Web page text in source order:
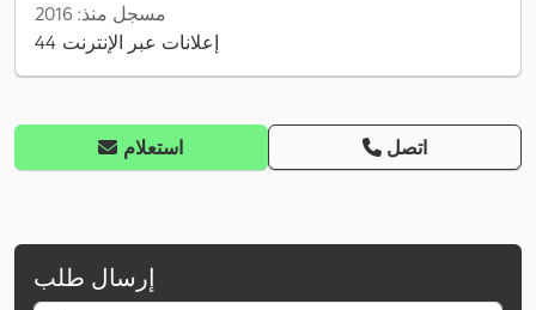
مسجل منذ: 2016
44 إعلانات عبر الإنترنت
استعلام اتصل
إرسال طلب